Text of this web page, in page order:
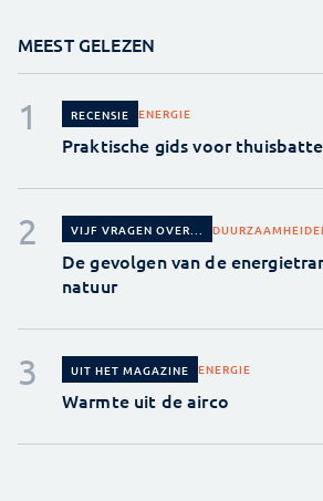
MEEST GELEZEN
RECENSIE ENERGIE
Praktische gids voor
VIJF VRAGEN OVER... DUURZAAMHEID
De gevolgen van de
natuur
UIT HET MAGAZINE ENERGIE
Warmte uit de airco